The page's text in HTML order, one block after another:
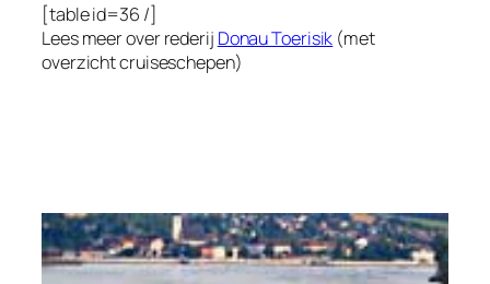
[table id=36 /]
Lees meer over rederij Donau Toerisik (met
overzicht cruiseschepen)